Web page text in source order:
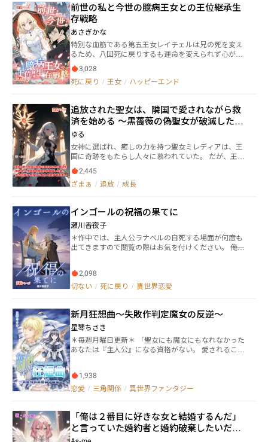
出来るのか？ これは自由を求め、立ち上がったアリア
ーヌが今まで知らなかった愛を知り、人々に触れ、成
長していく物語。
ま、家に帰宅すると「お前のような恥さらしは今日限
り、出ていけ」と追い出されてしまう。途方に暮れる
私についてきてくれたのは、私の専属メイドと御者の
青年。そこで私は２人を連れて新天地目指して旅立つ
ことにした。無一文だけど大丈夫。私は前世の特技を
活かしてお金を稼ぐことが出来るのだから――
前世の私と今世の臆病王女との王位継承生
存戦略
あさぎかな
特別な血筋である第五王女レイチェルは兄の死を変え
るため、八回死に戻りするも運命を変えられず心が折
れてしまう。 魔導書の怪物ダレンと死に戻るため賭け
を放棄しかけた時、前世の魂、煌星カノンの人格が表
に出て新たな賭を提案する。 臆病王女で心が折れかけ
て魔導書の怪物ダレンはずっとレイチェルに求愛して
いたと言い出し──。 九回目の死に戻る時間は時間が
変わり、その僅かなタイムリミットが覆らなかった遊
戯盤を大きく揺らがす。 自分に自信がなく、いつも詰
めの甘いレイチェルを支える無茶振りのカノンと、有
能だが求愛モードに豹変したダレン。自分を救ってく
れた恩人にして主人と仰ぐ奴隷傭兵シリル……。 九回
目まで救えなかった人たちを、まるっと救い、敵陣営
までも味方に引き込み目指すは、王位継承権──では
自分の死を回避するため臆病で自信のないレイチェル
が王位継承争いを生き抜く、ドタバタ痛快ざまぁアリ
の恋愛サクセスストーリー。 ※第1話のみ火曜日に公開
しました、基本的には月・水・金の更新になります※
→6月7月は週1～2回の更新となりますm(_ _)m 【登場
ン（本名：？？？） →レイチェルの前世 ◆ダレン →
魔導書の怪物。人外。 ◆シリル →8回目の死に戻りで
は、ローレンツの護衛騎士 ◆ランファ →護衛騎士OR
王子（王位継承権第1位）、レイチェルの兄 ◆レジー
ナ・グレン・ランフィード →第二王女（王位継承権第
4位）、側室の娘 ◆ランドルフ・グレン・ランフィー
ド →第三王子（王位継承権第3位） ◆ペーター・グレ
ン・ランフィード →第四王子（王位継承権第5位） ◆
→侯爵家の次男（？？？、養子）
3,028
死に戻り / 王女 / ハッピーエンド
追放された聖女は、隣国で愛されながら救
済を始める 〜黒薔薇の偽聖女が破滅した
後、今さら戻ってほしいなんて遅すぎま
す〜
ゆる
女神に選ばれ、癒しの力を持つ聖女ミレディアは、王
国に奇跡をもたらし人々に慕われていた。 だが、王太
子に取り入った性悪女・モルガーナの策略により「偽
聖女」と告発され、無実のまま追放されてしまう。 新
たな“聖女”に収まったモルガーナは、女神を騙りなが
導かれ、王国は崩壊の危機へ。 その時、真の聖女――い
や、“女神の御使い”であったミレディアが、静かに舞
い戻る。 堕ちた偽聖女に下されるのは、永遠の呪いと
女神の天罰。 人の欲と欺瞞が招いた災いの果てに、真
実の光が再び地に降り注ぐ――！
2,445
ざまぁ / 追放 / 成長
インゴールの祝福の果てに
瀬川香夜子
＊作中では、主人公ラナベルの自死する場面が何度も
出てきますので閲覧の際はお気を付けください。 ――俺の
協力することに。 自身の過ち故に幼い妹を失い、無為
な毎日を過ごしていたラナベルの日常はレイシアとの
愛していると告げてきて……！？ 毎週火・木・土曜日
の0時に更新中です！
2,098
切ない / 死に戻り / 異世界恋愛
新月狂想曲～失敗作判定魔女の反逆～
星琴ちさき
＊毎週月曜日更新＊ 「聖女にも魔女にもなれなかった
あなたは『主人公』になる資格がない。 愛されること
女は、翻弄された運命を砕ける異色ファンタジー！
――――― 少女フィルナは小さい頃から「魔女の呪い」と
遇した。 そして、事態がどんどんカオスの方向に展開
しに行く――探偵はデタラメ、イケメン貴族は暴言暴行、
美しい姫様は殺人犯を庇う、「王子様」はお宝ものを
1,938
恋愛 / 三角関係 / 異世界ファンタジー
「俺は２番目に好きな女と結婚するんだ」
と言っていた婚約者と婚約破棄したいだけ
だったのに、契約聖女になってしまいまし